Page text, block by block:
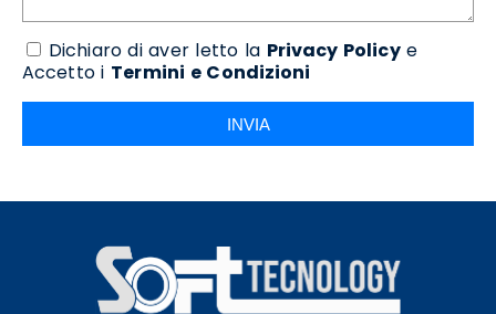
Dichiaro di aver letto la Privacy Policye
Accetto i Termini e Condizioni
INVIA